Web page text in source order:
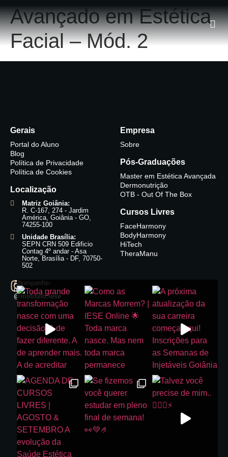
Avançado em Estética
Facial – Mód. 2
Gerais
Portal do Aluno
Blog
Política de Privacidade
Política de Cookies
Localização
Matriz Goiânia:
R. C-167, 274 - Jardim
América, Goiânia - GO,
74255-100
Unidade Brasília:
SEPN CRN 509 Edificio
Contag 4º andar - Asa
Norte, Brasília - DF, 70750-
502
Empresa
Sobre
Pós-Graduações
Master em Estética Avançada
Dermonutrição
OTB - Out Of The Box
Cursos Livres
FaceHarmony
BodyHarmony
HiTech
TheraManu
Acompanhe-
nos:
@instituto.iese